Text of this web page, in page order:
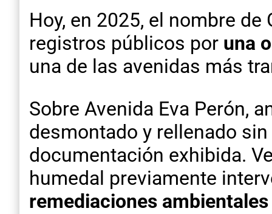
Hoy, en 2025, el nombre
registros públicos por una
una de las avenidas más
Sobre Avenida Eva Perón,
desmontado y rellenado
documentación exhibida.
humedal previamente
remediaciones